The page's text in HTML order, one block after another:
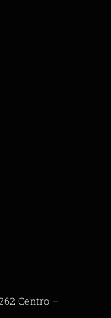
Centro –